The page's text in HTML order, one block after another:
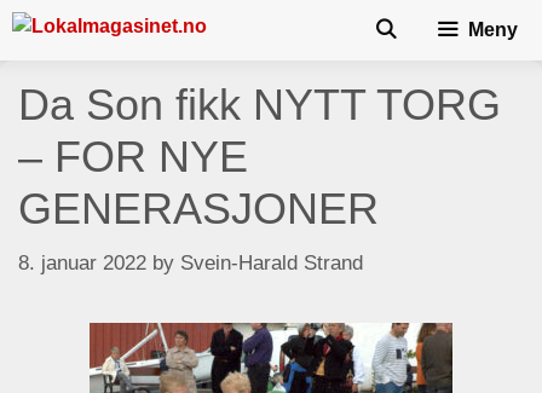
Skip
Meny
Da Son fikk NYTT TORG
– FOR NYE
GENERASJONER
8. januar 2022 by Svein-Harald Strand